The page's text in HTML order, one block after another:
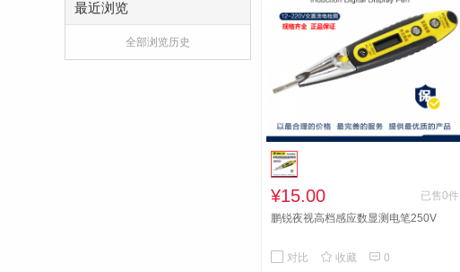
最近浏览
全部浏览历史
¥15.00
已售0件
鹏锐夜视高档感应数显测电笔250V
对比  收藏  0